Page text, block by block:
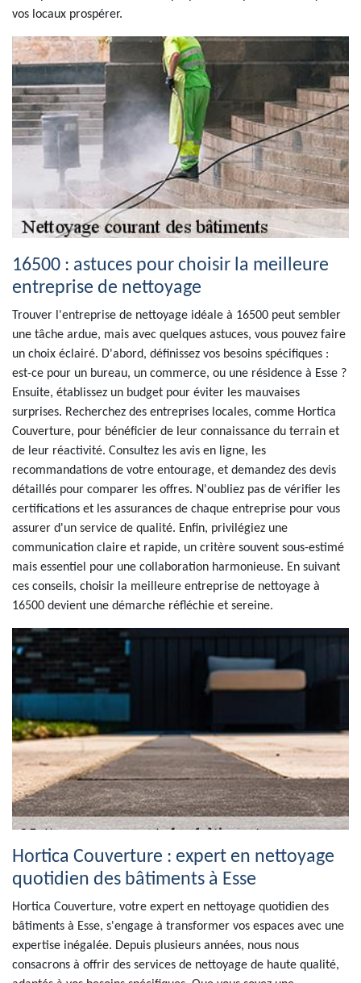
vos locaux prospérer.
16500 : astuces pour choisir la meilleure
entreprise de nettoyage
Trouver l'entreprise de nettoyage idéale à 16500 peut sembler
une tâche ardue, mais avec quelques astuces, vous pouvez faire
un choix éclairé. D'abord, définissez vos besoins spécifiques :
est-ce pour un bureau, un commerce, ou une résidence à Esse ?
Ensuite, établissez un budget pour éviter les mauvaises
surprises. Recherchez des entreprises locales, comme Hortica
Couverture, pour bénéficier de leur connaissance du terrain et
de leur réactivité. Consultez les avis en ligne, les
recommandations de votre entourage, et demandez des devis
détaillés pour comparer les offres. N'oubliez pas de vérifier les
certifications et les assurances de chaque entreprise pour vous
assurer d'un service de qualité. Enfin, privilégiez une
communication claire et rapide, un critère souvent sous-estimé
mais essentiel pour une collaboration harmonieuse. En suivant
ces conseils, choisir la meilleure entreprise de nettoyage à
16500 devient une démarche réfléchie et sereine.
Hortica Couverture : expert en nettoyage
quotidien des bâtiments à Esse
Hortica Couverture, votre expert en nettoyage quotidien des
bâtiments à Esse, s'engage à transformer vos espaces avec une
expertise inégalée. Depuis plusieurs années, nous nous
consacrons à offrir des services de nettoyage de haute qualité,